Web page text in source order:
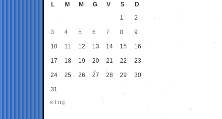
L M M G V S
D
1
2
3 4 5 6 7 8 9
10 11 12 13 14 15 16
17 18 19 20 21 22 23
24 25 26 27 28 29 30
31
« Lug